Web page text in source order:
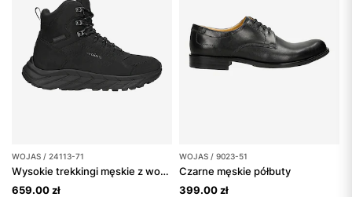
WOJAS / 24113-71
Wysokie trekkingi męskie z wodoodporną membraną
659.00 zł
WOJAS / 9023-51
Czarne męskie półbuty
399.00 zł